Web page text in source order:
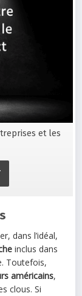
et les
dans l’idéal,
inclus dans
Toutefois,
américains,
clous. Si